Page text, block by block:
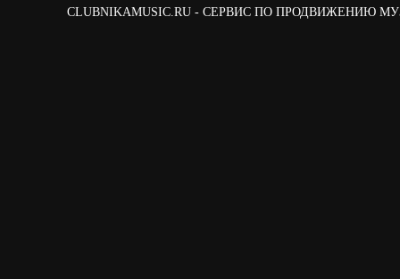
CLUBNIKAMUSIC.RU - СЕРВИС ПО ПРОДВИЖЕНИЮ